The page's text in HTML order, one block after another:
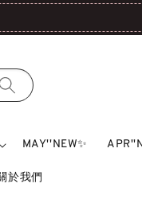
會員即折$50✨｜追蹤
MAY''NEW✨
於我們